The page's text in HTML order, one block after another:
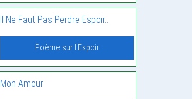
Il Ne Faut Pas Perdre Espoir…
Poème sur l'Espoir
Mon Amour